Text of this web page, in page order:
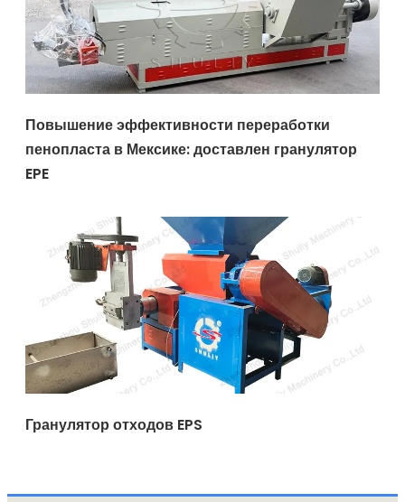
Повышение эффективности переработки
пенопласта в Мексике: доставлен гранулятор
EPE
Гранулятор отходов EPS